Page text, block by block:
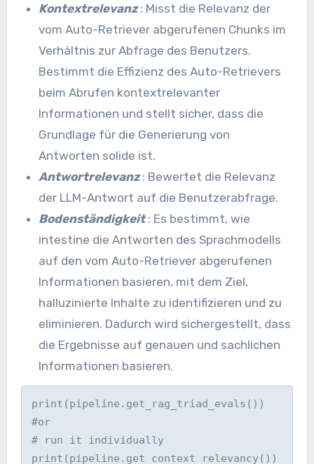
Kontextrelevanz: Misst die Relevanz der
vom Auto-Retriever abgerufenen Chunks im
Verhältnis zur Abfrage des Benutzers.
Bestimmt die Effizienz des Auto-Retrievers
beim Abrufen kontextrelevanter
Informationen und stellt sicher, dass die
Grundlage für die Generierung von
Antworten solide ist.
Antwortrelevanz: Bewertet die Relevanz
der LLM-Antwort auf die Benutzerabfrage.
Bodenständigkeit: Es bestimmt, wie
intestine die Antworten des Sprachmodells
auf den vom Auto-Retriever abgerufenen
Informationen basieren, mit dem Ziel,
halluzinierte Inhalte zu identifizieren und zu
eliminieren. Dadurch wird sichergestellt, dass
die Ergebnisse auf genauen und sachlichen
Informationen basieren.
print(pipeline.get_rag_triad_evals())
#or
# run it individually
print(pipeline.get_context_relevancy())